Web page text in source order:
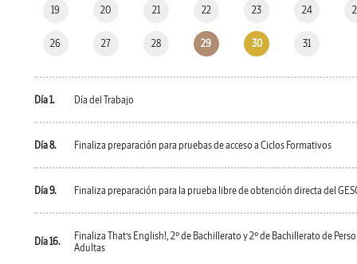
19 20 21 22 23 24
26 27 28 29 30 31
Día 1. Día del Trabajo
Día 8. Finaliza preparación para pruebas de acceso a Ciclos Formativos
Día 9. Finaliza preparación para la prueba libre de obtención directa del
Día 16.
Finaliza That’s English!, 2º de Bachillerato y 2º de Bachillerato de
Adultas